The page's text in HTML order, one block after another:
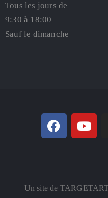
Tous les jours de
9:30 à 18:00
Sauf le dimanche
Un site de